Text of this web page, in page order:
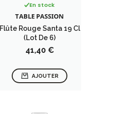
En stock
TABLE PASSION
Flûte Rouge Santa 19 Cl
(lot De 6)
Prix
41,40 €
AJOUTER